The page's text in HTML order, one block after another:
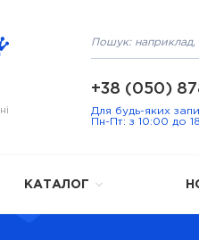
+38 (050)
Для будь-яких
Пн-Пт: з 10:00 до
КАТАЛОГ